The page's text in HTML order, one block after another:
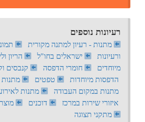
רעיונות נוספים
מתנות - רעיון למתנה מקורית
ורעיונות
ישראלים בחו"ל הריון
מיוחדים
חומרי הדפסה
קנבסים
הדפסות מיוחדות
טפטים
מתנות
מתנות במקום העבודה
מתנות
איזורי שירות במרכז
דוכנים
מתקני תצוגה